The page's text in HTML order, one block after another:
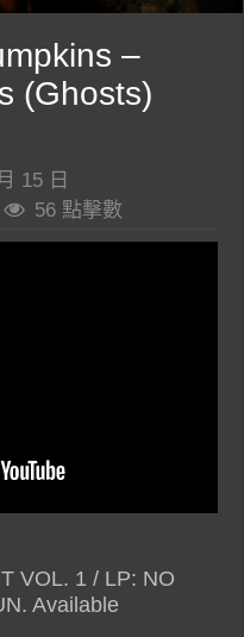
–
(Ghosts)
15 日
56 點擊數
VOL. 1 / LP: NO
Available